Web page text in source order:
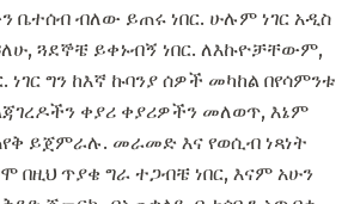
ብለው ይጠሩ ነበር. ሁሉም ነገር አዲስ
ጓደኞቼ ይቀኑብኝ ነበር. ለእኩዮቻቸውም,
ነገር ግን ከእኛ ኩባንያ ሰዎች መካከል በየሳምንቱ
ቀያሪ ቀያሪዎችን መለወጥ, እኔም
ይጀምራሉ. መራመድ እና የወሲብ ነጻነት
በዚህ ጥያቄ ግራ ተጋብቼ ነበር, እናም አሁን